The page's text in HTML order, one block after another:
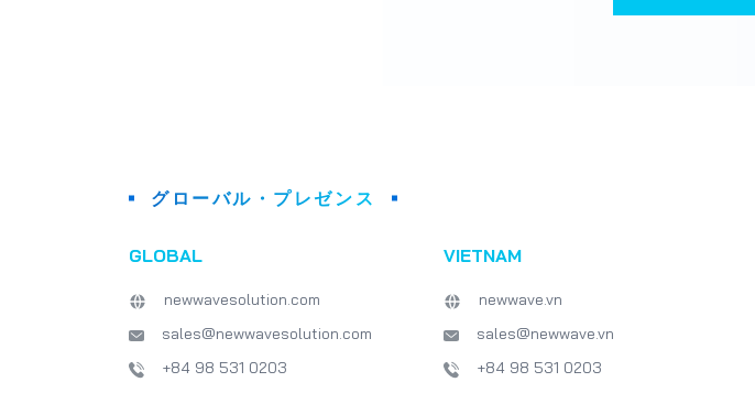
グローバル・プレゼンス
GLOBAL
newwavesolution.com
sales@newwavesolution.com
+84 98 531 0203
VIETNAM
newwave.vn
sales@newwave.vn
+84 98 531 0203